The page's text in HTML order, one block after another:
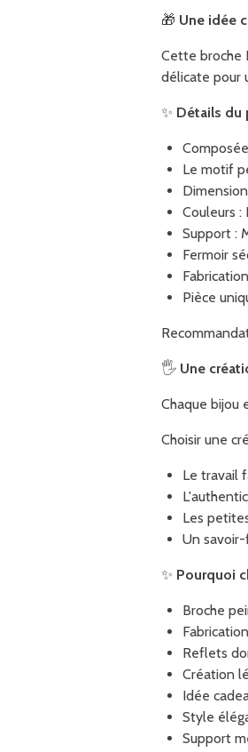
🎁 Une idée
Cette broche
délicate pour
✨ Détails du
Le motif
Couleurs :
Support :
Fermoir
Pièce
🖐️ Une
Chaque bijou
Choisir une
Le travail
Les
Un
✨ Pourquoi
Broche
Reflets
Création
Idée
Style
Support